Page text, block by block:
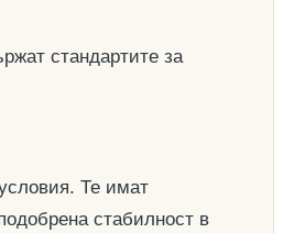
стандартите за
Те имат
стабилност в